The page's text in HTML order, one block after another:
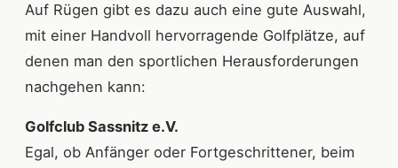
Auf Rügen gibt es dazu auch eine gute Auswahl,
mit einer Handvoll hervorragende Golfplätze, auf
denen man den sportlichen Herausforderungen
nachgehen kann:
Golfclub Sassnitz e.V.
Egal, ob Anfänger oder Fortgeschrittener, beim